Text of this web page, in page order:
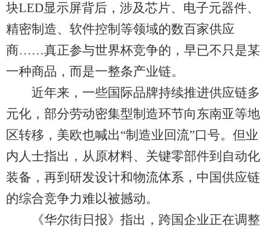
块LED显示屏背后，涉及芯片、电子元器件、
精密制造、软件控制等领域的数百家供应
商……真正参与世界杯竞争的，早已不只是某
一种商品，而是一整条产业链。
近年来，一些国际品牌持续推进供应链多
元化，部分劳动密集型制造环节向东南亚等地
区转移，美欧也喊出“制造业回流”口号。但业
内人士指出，从原材料、关键零部件到自动化
装备，再到研发设计和物流体系，中国供应链
的综合竞争力难以被撼动。
《华尔街日报》指出，跨国企业正在调整